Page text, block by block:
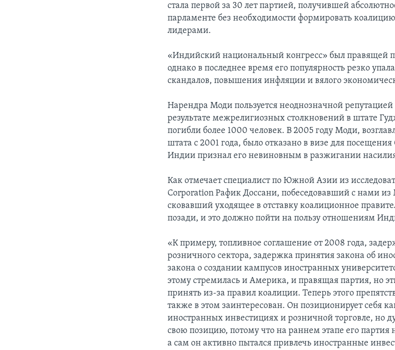
стала первой за 30 лет партией, получившей
парламенте без необходимости формировать
лидерами.
«Индийский национальный конгресс» был правящей
однако в последнее время его популярность резко
скандалов, повышения инфляции и вялого
Нарендра Моди пользуется неоднозначной репутацией
результате межрелигиозных столкновений в штате
погибли более 1000 человек. В 2005 году Моди,
штата с 2001 года, было отказано в визе для
Индии признал его невиновным в разжигании
Как отмечает специалист по Южной Азии из
Corporation Рафик Доссани, побеседовавший с нами
сковавший уходящее в отставку коалиционное
позади, и это должно пойти на пользу отношениям
«К примеру, топливное соглашение от 2008 года,
розничного сектора, задержка принятия закона об
закона о создании кампусов иностранных
этому стремилась и Америка, и правящая партия, но
принять из-за правил коалиции. Теперь этого
также в этом заинтересован. Он позиционирует себя
иностранных инвестициях и розничной торговле, но
свою позицию, потому что на раннем этапе его партия
а сам он активно пытался привлечь иностранные